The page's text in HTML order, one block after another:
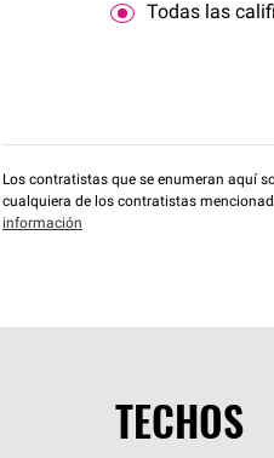
Todas las
Los contratistas que se enumeran aquí
cualquiera de los contratistas
información
TECHOS